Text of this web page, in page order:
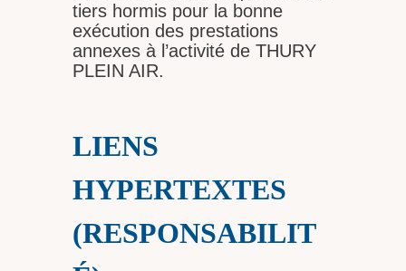
tiers hormis pour la bonne
exécution des prestations
annexes à l’activité de THURY
PLEIN AIR.
LIENS
HYPERTEXTES
(RESPONSABILIT